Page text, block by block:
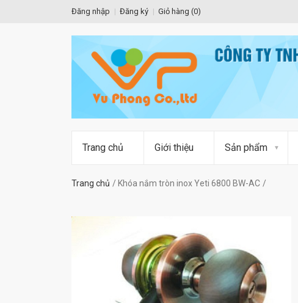
Đăng nhập Đăng ký Giỏ hàng (0)
Trang chủ Giới thiệu Sản phẩm
Trang chủ Khóa nắm tròn inox Yeti 6800 BW-AC